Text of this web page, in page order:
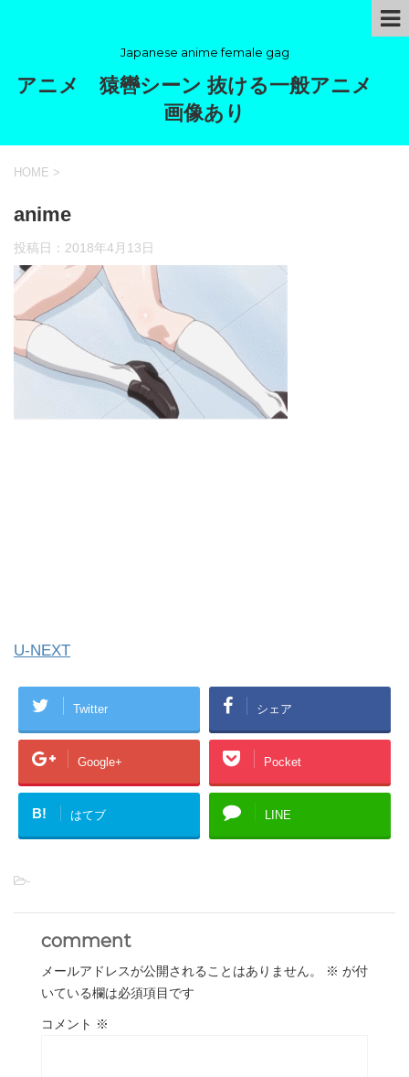
Japanese anime female gag
アニメ 猿轡シーン 抜ける一般アニメ
画像あり
HOME >
anime
投稿日： 2018年4月13日
U-NEXT
Twitter シェア
Google+ Pocket
B! はてブ LINE
-
comment
メールアドレスが公開されることはありません。 ※ が付
いている欄は必須項目です
コメント ※